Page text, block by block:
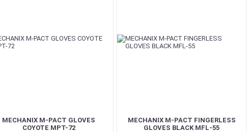
MECHANIX M-PACT GLOVES
COYOTE MPT-72
MECHANIX M-PACT FINGERLESS
GLOVES BLACK MFL-55